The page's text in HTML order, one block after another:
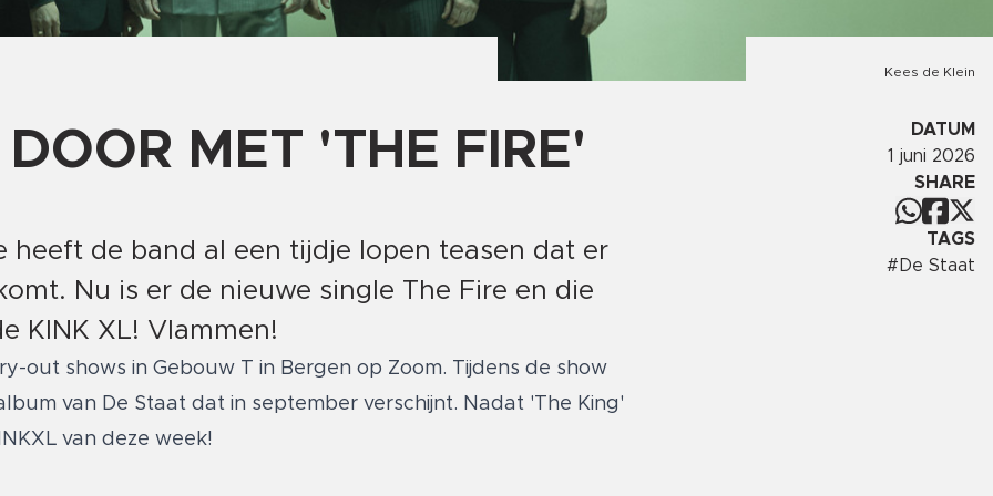
Kees de Klein
MET 'THE FIRE'
heeft de band al een tijdje lopen teasen dat er
Nu is er de nieuwe single The Fire en die
KINK XL! Vlammen!
out shows in Gebouw T in Bergen op Zoom. Tijdens de show
van De Staat dat in september verschijnt. Nadat 'The King'
van deze week!
DATUM
1 juni 2026
SHARE
TAGS
# De Staat